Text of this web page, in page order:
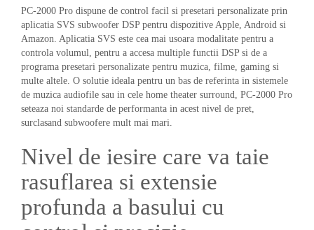
PC-2000 Pro dispune de control facil si presetari personalizate prin
aplicatia SVS subwoofer DSP pentru dispozitive Apple, Android si
Amazon. Aplicatia SVS este cea mai usoara modalitate pentru a
controla volumul, pentru a accesa multiple functii DSP si de a
programa presetari personalizate pentru muzica, filme, gaming si
multe altele. O solutie ideala pentru un bas de referinta in sistemele
de muzica audiofile sau in cele home theater surround, PC-2000 Pro
seteaza noi standarde de performanta in acest nivel de pret,
surclasand subwoofere mult mai mari.
Nivel de iesire care va taie
rasuflarea si extensie
profunda a basului cu